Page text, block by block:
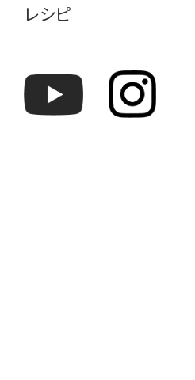
レシピ